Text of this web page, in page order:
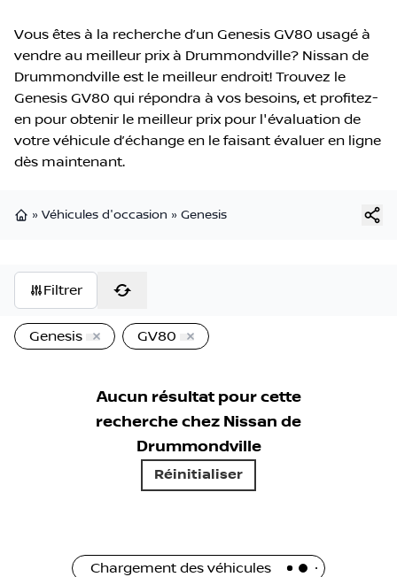
Vous êtes à la recherche d’un Genesis GV80 usagé à
vendre au meilleur prix à Drummondville? Nissan de
Drummondville est le meilleur endroit! Trouvez le
Genesis GV80 qui répondra à vos besoins, et profitez-
en pour obtenir le meilleur prix pour l'évaluation de
votre véhicule d’échange en le faisant évaluer en ligne
dès maintenant.
» Véhicules d'occasion » Genesis
Filtrer
Genesis GV80
Aucun résultat pour cette
recherche chez Nissan de
Drummondville
Réinitialiser
Chargement des véhicules